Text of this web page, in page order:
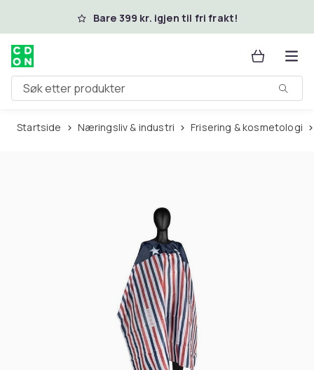
Hopp til hovedinnholdBare 399 kr. igjen til fri frakt!
Søk etter produkter
Startside Næringsliv & industri Frisering & kosmetologi